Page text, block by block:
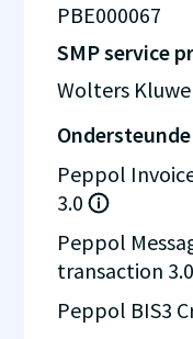
PBE000067
SMP service
Wolters
Peppol
3.0
Peppol
transaction
Peppol BIS3